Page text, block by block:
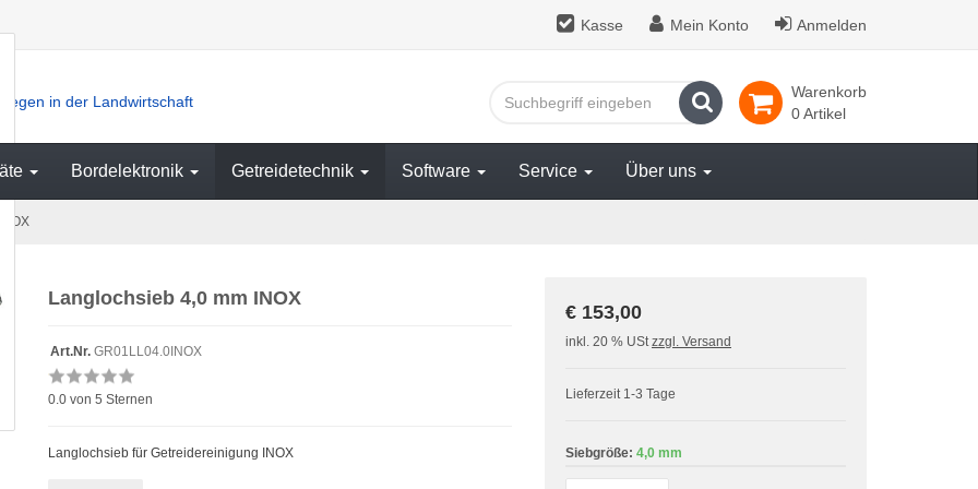
Kasse Mein Konto Anmelden
in der Landwirtschaft
Warenkorb
0 Artikel
Suchen
Bordelektronik Getreidetechnik Software Service Über uns
€ 153,00
inkl. 20 % UStzzgl. Versand
Lieferzeit 1-3 Tage
Siebgröße: 4,0 mm
Langlochsieb 4,0 mm INOX
Art.Nr. GR01LL04.0INOX
0.0 von 5 Sternen
Langlochsieb für Getreidereinigung INOX